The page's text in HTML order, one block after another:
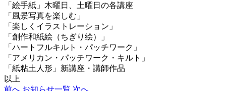
「絵手紙」木曜日、土曜日の各講座
「風景写真を楽しむ」
「楽しくイラストレーション」
「創作和紙絵（ちぎり絵）」
「ハートフルキルト・パッチワーク」
「アメリカン・パッチワーク・キルト」
「紙粘土人形」新講座・講師作品
以上
前へ お知らせ一覧 次へ